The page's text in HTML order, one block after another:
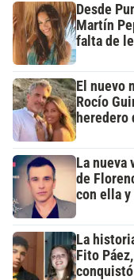
Desde
Martín
falta de
El nuevo
Rocío
La nueva
de
con ella
La
Fito